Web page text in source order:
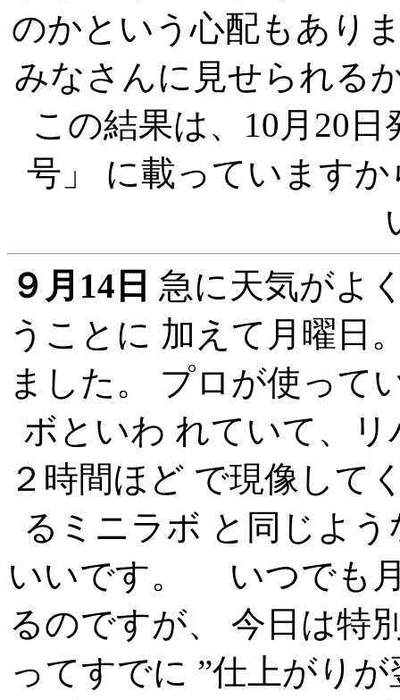
のかという心配もあり
みなさんに見せ
この結果は、10月20
号」 に載っています
９月14日 急に天気がよ
うことに 加えて月曜日
ました。 プロが使って
ボといわ れていて、
２時間ほど で現像して
るミニラボ と同じよ
いいです。 いつでも
るのですが、 今日は特
ってすでに ”仕上がり